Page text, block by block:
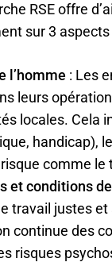
RSE offre
sur 3 aspects
l’homme : Les
leurs
locales. Cela
handicap),
comme le
et conditions
travail justes
continue des
risques